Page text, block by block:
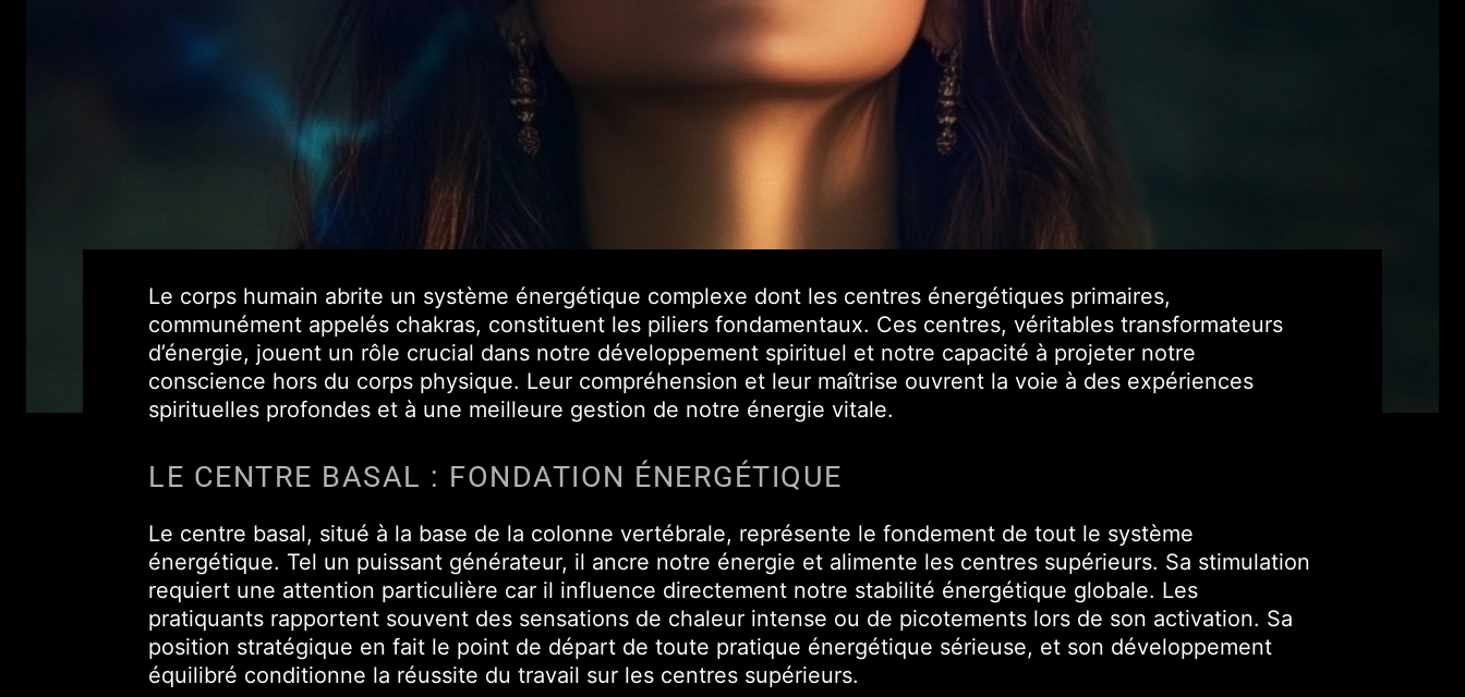
Le corps humain abrite un système énergétique complexe dont les centres énergétiques primaires,
communément appelés chakras, constituent les piliers fondamentaux. Ces centres, véritables transformateurs
d’énergie, jouent un rôle crucial dans notre développement spirituel et notre capacité à projeter notre
conscience hors du corps physique. Leur compréhension et leur maîtrise ouvrent la voie à des expériences
spirituelles profondes et à une meilleure gestion de notre énergie vitale.
LE CENTRE BASAL : FONDATION ÉNERGÉTIQUE
Le centre basal, situé à la base de la colonne vertébrale, représente le fondement de tout le système
énergétique. Tel un puissant générateur, il ancre notre énergie et alimente les centres supérieurs. Sa stimulation
requiert une attention particulière car il influence directement notre stabilité énergétique globale. Les
pratiquants rapportent souvent des sensations de chaleur intense ou de picotements lors de son activation. Sa
position stratégique en fait le point de départ de toute pratique énergétique sérieuse, et son développement
équilibré conditionne la réussite du travail sur les centres supérieurs.